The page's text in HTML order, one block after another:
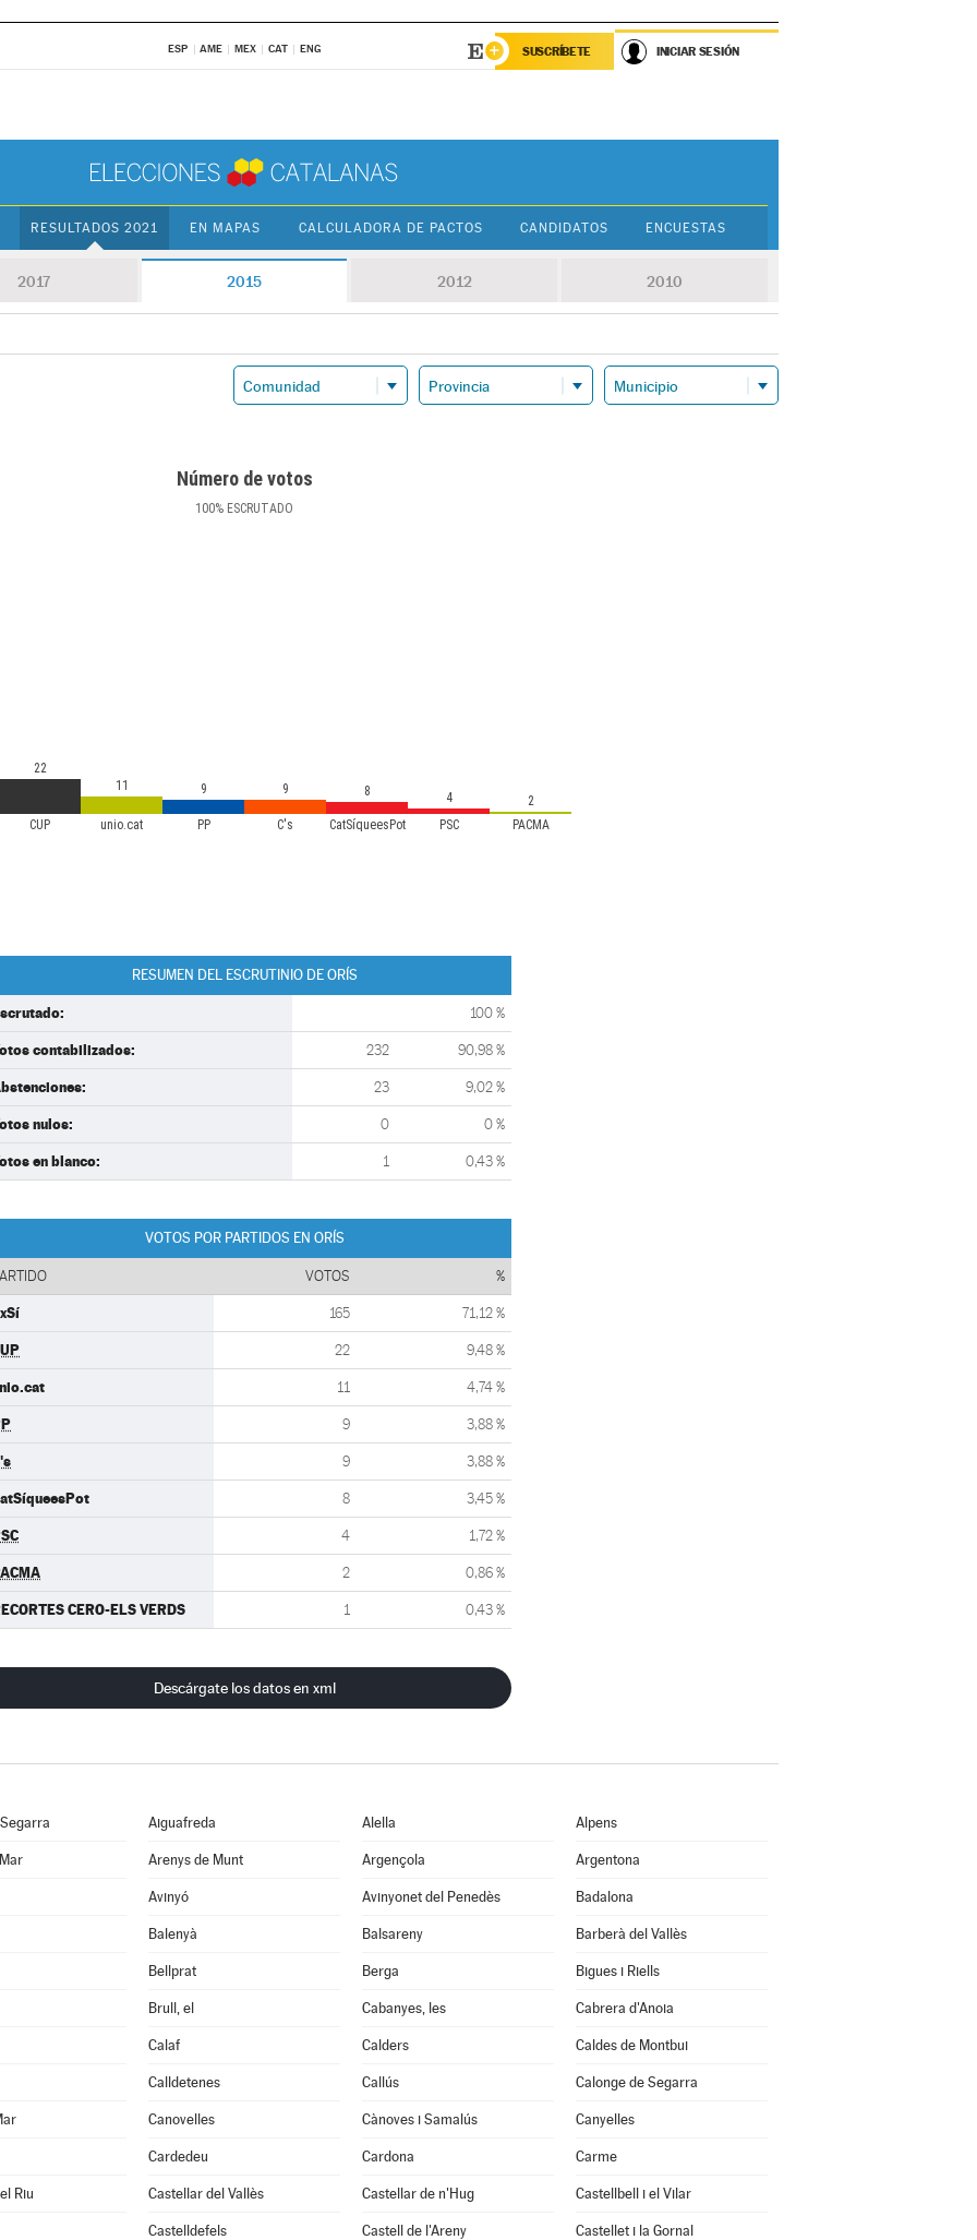
ESP AME MEX CAT ENG SUSCRÍBETE INICIAR SESIÓN
RESULTADOS 2021 EN MAPAS CALCULADORA DE PACTOS CANDIDATOS ENCUESTAS
2017 2015 2012 2010
Número de votos
100% ESCRUTADO
CUP unio.cat PP C's CatSíqueesPot PSC PACMA
22
11
9 9 8 4 2
RESUMEN DEL ESCRUTINIO DE ORÍS
100 %
contabilizados: 232 90,98 %
23 9,02 %
nulos: 0 0 %
en blanco: 1 0,43 %
VOTOS POR PARTIDOS EN ORÍS
VOTOS %
165 71,12 %
22 9,48 %
11 4,74 %
9 3,88 %
9 3,88 %
8 3,45 %
4 1,72 %
2 0,86 %
CERO-ELS VERDS 1 0,43 %
Descárgate los datos en xml
Aiguafreda Alella Alpens
Arenys de Munt Argençola Argentona
Avinyó Avinyonet del Penedès Badalona
Balenyà Balsareny Barberà del Vallès
Bellprat Berga Bigues i Riells
Brull, el Cabanyes, les Cabrera d'Anoia
Calaf Calders Caldes de Montbui
Calldetenes Callús Calonge de Segarra
Canovelles Cànoves i Samalús Canyelles
Cardedeu Cardona Carme
Riu Castellar del Vallès Castellar de n'Hug Castellbell i el Vilar
Castelldefels Castell de l'Areny Castellet i la Gornal